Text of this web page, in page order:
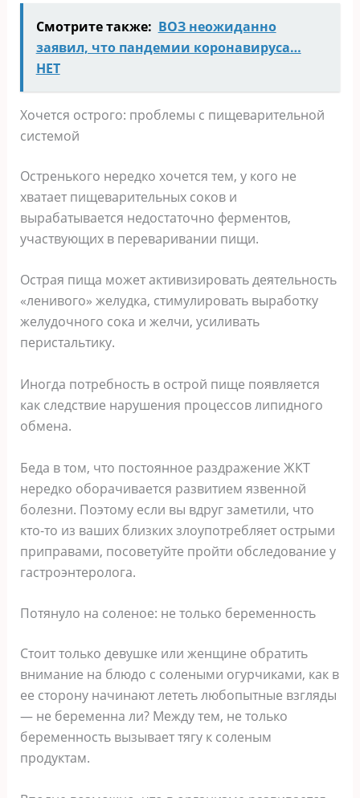
Смотрите также: ВОЗ неожиданно
заявил, что пандемии коронавируса…
НЕТ
Хочется острого: проблемы с пищеварительной
системой
Остренького нередко хочется тем, у кого не
хватает пищеварительных соков и
вырабатывается недостаточно ферментов,
участвующих в переваривании пищи.
Острая пища может активизировать деятельность
«ленивого» желудка, стимулировать выработку
желудочного сока и желчи, усиливать
перистальтику.
Иногда потребность в острой пище появляется
как следствие нарушения процессов липидного
обмена.
Беда в том, что постоянное раздражение ЖКТ
нередко оборачивается развитием язвенной
болезни. Поэтому если вы вдруг заметили, что
кто-то из ваших близких злоупотребляет острыми
приправами, посоветуйте пройти обследование у
гастроэнтеролога.
Потянуло на соленое: не только беременность
Стоит только девушке или женщине обратить
внимание на блюдо с солеными огурчиками, как в
ее сторону начинают лететь любопытные взгляды
— не беременна ли? Между тем, не только
беременность вызывает тягу к соленым
продуктам.